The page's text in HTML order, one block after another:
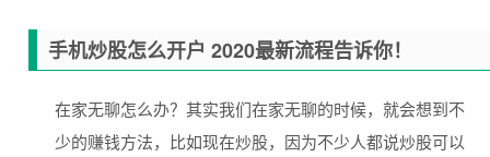
手机炒股怎么开户 2020最新流程告诉你！
在家无聊怎么办？其实我们在家无聊的时候，就会想到不
少的赚钱方法，比如现在炒股，因为不少人都说炒股可以